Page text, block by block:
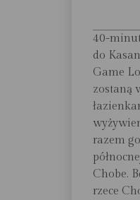
40-
do
Game
zostaną
razem
Chobe.
rzece